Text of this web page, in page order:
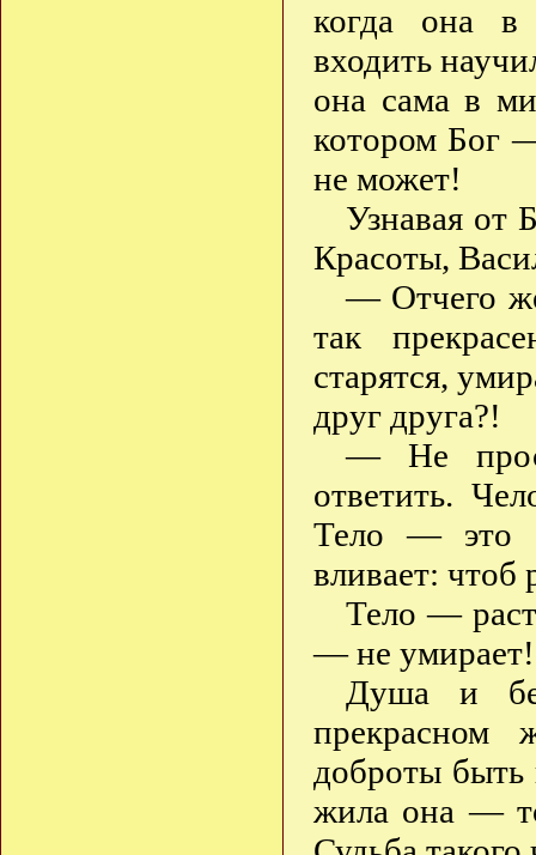
когда она
входить
она сама в
котором Бог
не может!
Узнавая от
Красоты,
— Отчего
так
старятся,
друг друга?!
— Не
ответить.
Тело — это
вливает: чтоб
Тело —
— не умирает!
Душа и
прекрасном
доброты быть
жила она —